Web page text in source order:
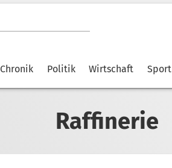
Chronik Politik Wirtschaft Sport
Raffinerie